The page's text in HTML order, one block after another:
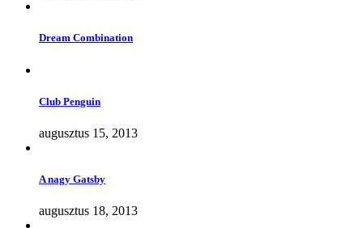
Dream Combination
Club Penguin
augusztus 15, 2013
A nagy Gatsby
augusztus 18, 2013